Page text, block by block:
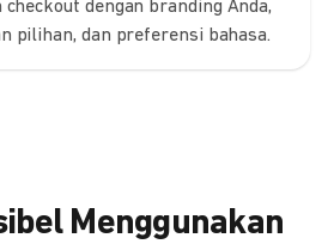
dengan branding Anda,
pilihan, dan preferensi bahasa.
Menggunakan